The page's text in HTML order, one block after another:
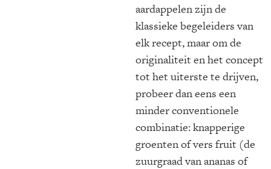
aardappelen zijn de
klassieke begeleiders van
elk recept, maar om de
originaliteit en het concept
tot het uiterste te drijven,
probeer dan eens een
minder conventionele
combinatie: knapperige
groenten of vers fruit (de
zuurgraad van ananas of